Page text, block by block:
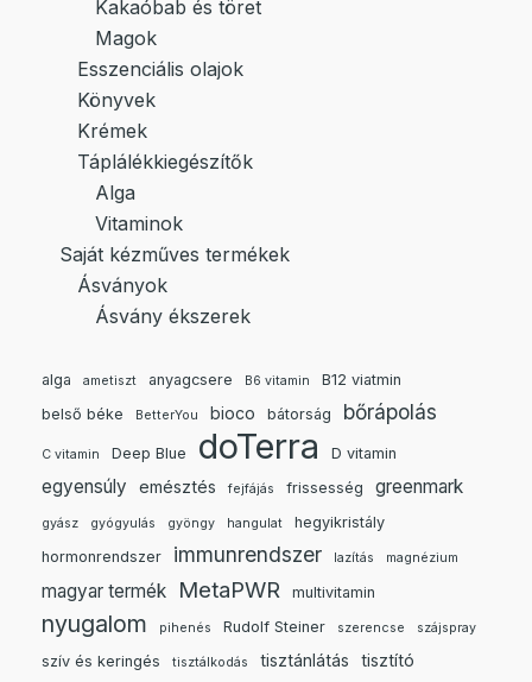
Kakaóbab és töret
Magok
Esszenciális olajok
Könyvek
Krémek
Táplálékkiegészítők
Alga
Vitaminok
Saját kézműves termékek
Ásványok
Ásvány ékszerek
alga ametiszt anyagcsere B6 vitamin
B12 viatmin
belső béke
BetterYou bioco bátorság bőrápolás
C vitamin Deep Blue doTerra D vitamin
egyensúly emésztés fejfájás frissesség greenmark
gyász gyógyulás gyöngy hangulat
hegyikristály
hormonrendszer
immunrendszer lazítás magnézium
magyar termék MetaPWR multivitamin
nyugalom pihenés Rudolf Steiner szerencse szájspray
szív és keringés tisztálkodás tisztánlátás tisztító